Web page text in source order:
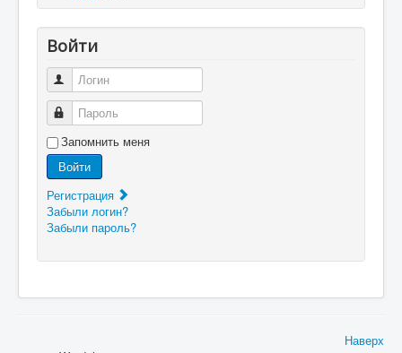
Войти
Логин
Пароль
Запомнить меня
Войти
Регистрация
Забыли логин?
Забыли пароль?
Наверх